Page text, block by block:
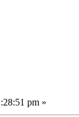
pm »